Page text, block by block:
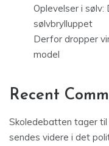
Oplevelser i
sølvbrylluppet
Derfor dropper
model
Recent
Skoledebatten tager til
sendes videre i det